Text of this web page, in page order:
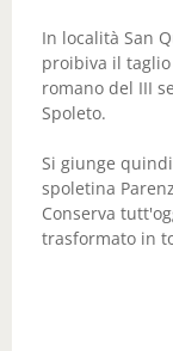
In località San
proibiva il
romano del III
Spoleto.
Si giunge
spoletina
Conserva
trasformato in